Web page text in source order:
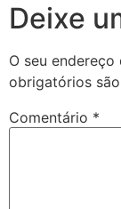
Deixe
O seu
obrigatórios
Comentário *